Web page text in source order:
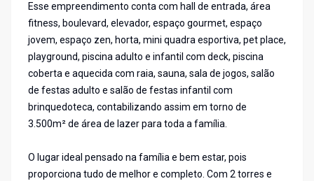
Esse empreendimento conta com hall de entrada, área
fitness, boulevard, elevador, espaço gourmet, espaço
jovem, espaço zen, horta, mini quadra esportiva, pet place,
playground, piscina adulto e infantil com deck, piscina
coberta e aquecida com raia, sauna, sala de jogos, salão
de festas adulto e salão de festas infantil com
brinquedoteca, contabilizando assim em torno de
3.500m² de área de lazer para toda a família.
O lugar ideal pensado na família e bem estar, pois
proporciona tudo de melhor e completo. Com 2 torres e